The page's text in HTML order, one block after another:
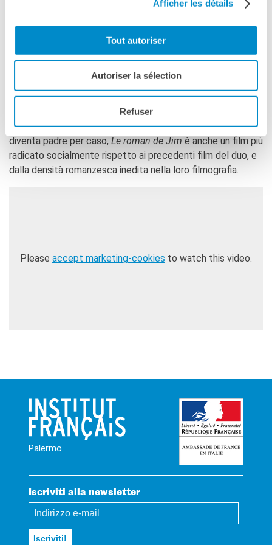
Afficher les détails
Tout autoriser
Autoriser la sélection
Refuser
Sebbene ci siano sempre fantasia e umorismo, in
particolare tra i personaggi secondari, il tono generale diLe
è malinconico. Sullo sfondo di uno scenario
naturale vagamente minaccioso, il film esplora con pudore i
da un padre e da un figlio che si considerano tali,
indipendentemente dal loro stato civile. Sottile
meditazione sui legami familiari – quelli che uniscono e
quelli che costringono – e delicato ritratto di un uomo che
diventa padre per caso, Le roman de Jim è anche un film più
radicato socialmente rispetto ai precedenti film del duo, e
dalla densità romanzesca inedita nella loro filmografia.
Please accept marketing-cookies to watch this video.
Palermo
Iscriviti alla newsletter